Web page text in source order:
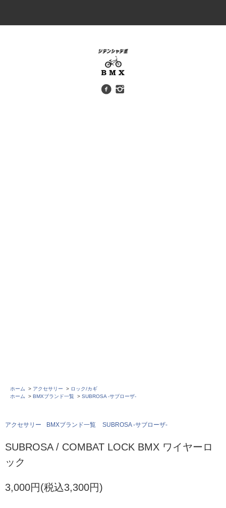
ホーム > アクセサリー > ロック/カギ
ホーム
> BMXブランド一覧 > SUBROSA -サブローザ-
アクセサリー BMXブランド一覧 SUBROSA -サブローザ-
SUBROSA / COMBAT LOCK BMX ワイヤーロ
ック
3,000円(税込3,300円)